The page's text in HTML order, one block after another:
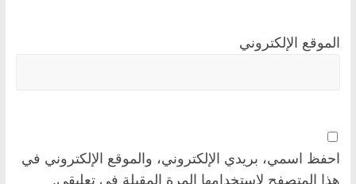
الموقع الإلكتروني
احفظ اسمي، بريدي الإلكتروني، والموقع الإلكتروني في
هذا المتصفح لاستخدامها المرة المقبلة في تعليقي.